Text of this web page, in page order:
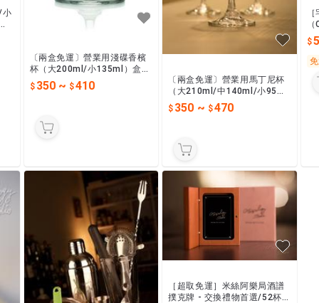
小
〔兩盒免運〕營業用淺碟香檳
杯（大200ml/小135ml）盒裝
六入出貨，開店辦活動最佳選
擇！
350~ 410
〔兩盒免運〕營業用馬丁尼杯
（大210ml/中140ml/小95m
l）盒裝六入出貨，開店辦活動
最佳選擇！
350 ~ 470
出
［超取免運］米絲阿樂局酒譜
撲克牌 - 交換禮物首選/52杯創